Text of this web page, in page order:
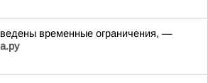
временные ограничения, —